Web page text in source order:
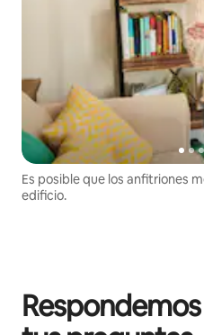
Es posible que los anfitriones
edificio.
Respondemos